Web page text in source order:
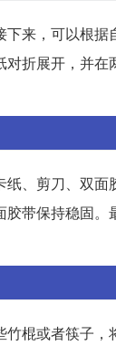
来，可以根
折展开，并在
、剪刀、双
带保持稳固。
棍或者筷子